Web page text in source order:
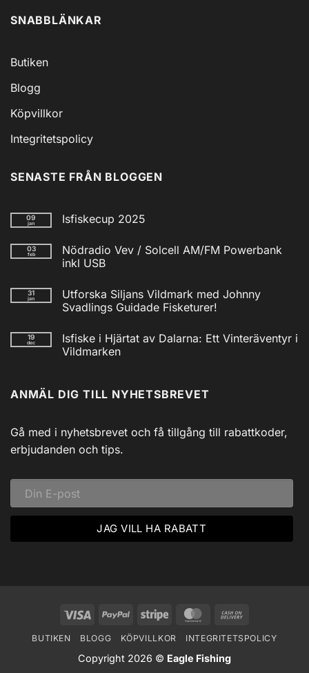
SNABBLÄNKAR
Butiken
Blogg
Köpvillkor
Integritetspolicy
SENASTE FRÅN BLOGGEN
09
jan Isfiskecup 2025
till
Isfiskecup
2025
03
feb
Nödradio Vev / Solcell AM/FM Powerbank
inkl USB
till
Nödradio
Vev
AM/FM
Powerbank
inkl
31
jan
Utforska Siljans Vildmark med Johnny
Svadlings Guidade Fisketurer!
till
Utforska
Siljans
Svadlings
Guidade
19
dec
Isfiske i Hjärtat av Dalarna: Ett Vinteräventyr i
Vildmarken
Isfiske
i
Dalarna:
Ett
Vinteräventyr
i
ANMÄL DIG TILL NYHETSBREVET
Gå med i nyhetsbrevet och få tillgång till rabattkoder,
erbjudanden och tips.
Visa PayPal Stripe MasterCard
Delivery
BUTIKEN BLOGG KÖPVILLKOR INTEGRITETSPOLICY
Copyright 2026 © Eagle Fishing